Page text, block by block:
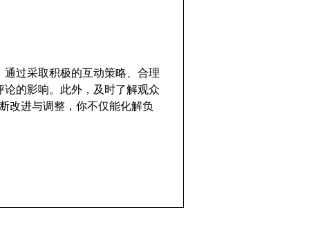
通过采取积极的互动策略、合理
论的影响。此外，及时了解观众
改进与调整，你不仅能化解负